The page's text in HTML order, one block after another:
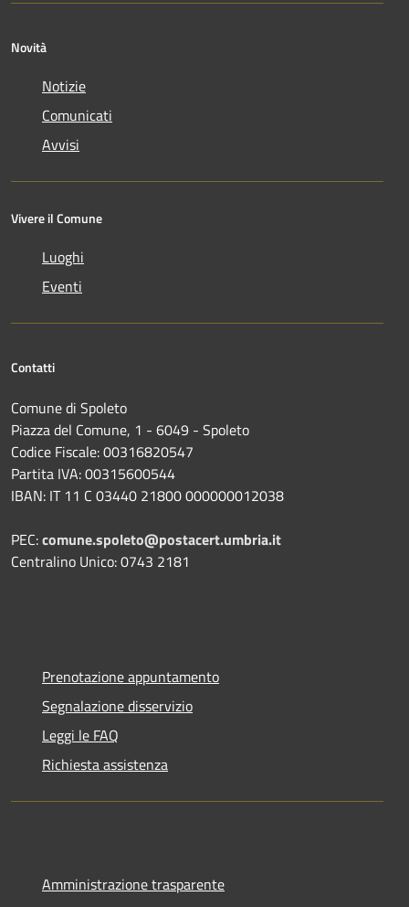
Novità
Notizie
Comunicati
Avvisi
Vivere il Comune
Luoghi
Eventi
Contatti
Comune di Spoleto
Piazza del Comune, 1 - 6049 - Spoleto
Codice Fiscale: 00316820547
Partita IVA: 00315600544
IBAN: IT 11 C 03440 21800 000000012038
PEC:comune.spoleto@postacert.umbria.it
Centralino Unico: 0743 2181
Prenotazione appuntamento
Segnalazione disservizio
Leggi le FAQ
Richiesta assistenza
Amministrazione trasparente